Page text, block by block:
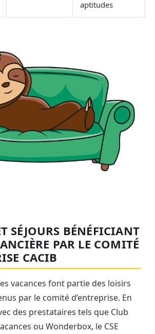
aptitudes
SÉJOURS BÉNÉFICIANT
PAR LE COMITÉ
CACIB
vacances font partie des loisirs
par le comité d’entreprise. En
des prestataires tels que Club
ou Wonderbox, le CSE